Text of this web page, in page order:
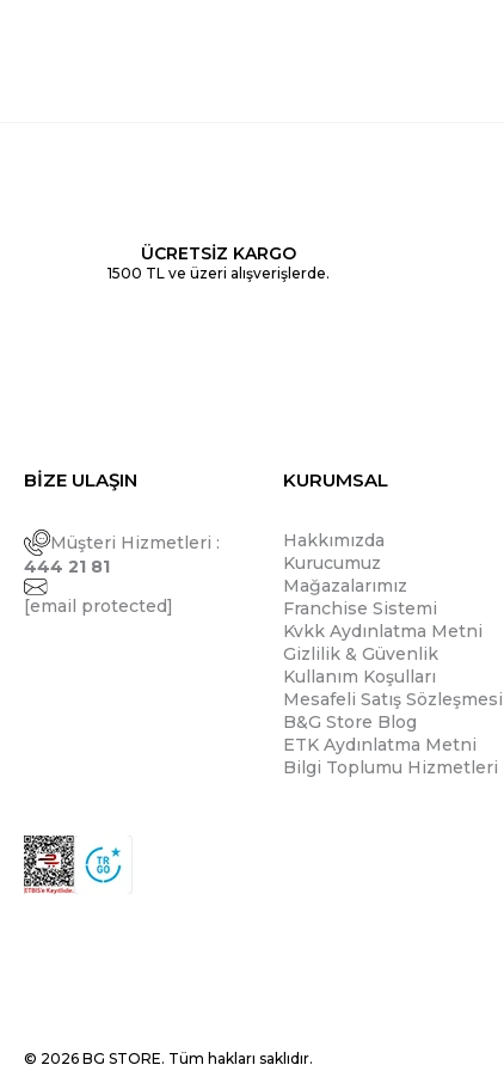
ÜCRETSİZ KARGO
1500 TL ve üzeri alışverişlerde.
BİZE ULAŞIN
Müşteri Hizmetleri :
444 21 81
[email protected]
KURUMSAL
Hakkımızda
Kurucumuz
Mağazalarımız
Franchise Sistemi
Kvkk Aydınlatma Metni
Gizlilik & Güvenlik
Kullanım Koşulları
Mesafeli Satış Sözleşmesi
B&G Store Blog
ETK Aydınlatma Metni
Bilgi Toplumu Hizmetleri
© 2026 BG STORE. Tüm hakları saklıdır.